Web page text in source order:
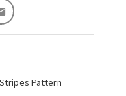
Pattern